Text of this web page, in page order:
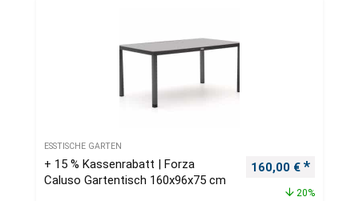
ESSTISCHE GARTEN
+ 15 % Kassenrabatt | Forza
Caluso Gartentisch 160x96x75 cm
Ursprünglicher
160,00 €
20%